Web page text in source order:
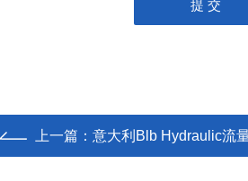
上一篇： 意大利Blb Hydraulic流